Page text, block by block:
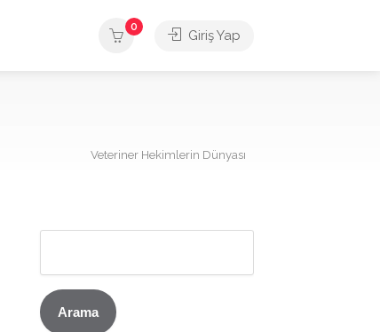
0
Giriş Yap
Veteriner Hekimlerin Dünyası